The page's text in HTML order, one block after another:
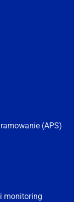
(APS)
monitoring